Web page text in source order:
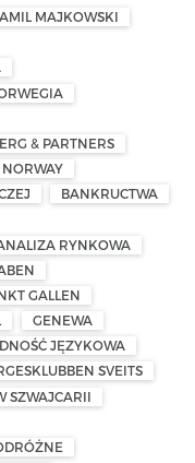
MAJKOWSKI
& PARTNERS
NORWAY
BANKRUCTWA
RYNKOWA
GALLEN
GENEWA
JĘZYKOWA
SVEITS
SZWAJCARII